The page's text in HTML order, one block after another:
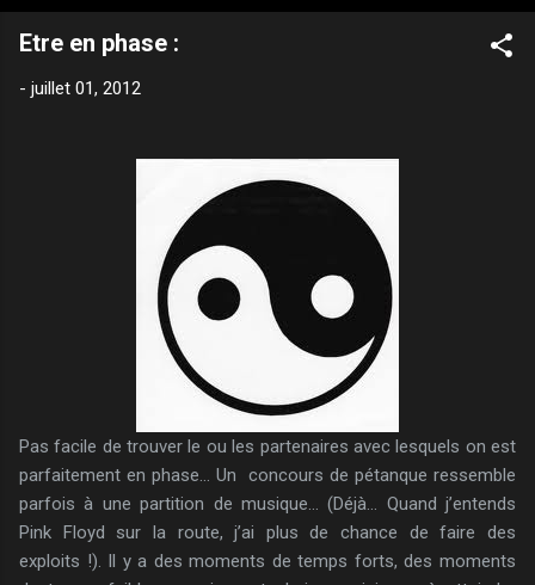
Etre en phase :
- juillet 01, 2012
Pas facile de trouver le ou les partenaires avec lesquels on est
parfaitement en phase… Un concours de pétanque ressemble
parfois à une partition de musique… (Déjà… Quand j’entends
Pink Floyd sur la route, j’ai plus de chance de faire des
exploits !). Il y a des moments de temps forts, des moments